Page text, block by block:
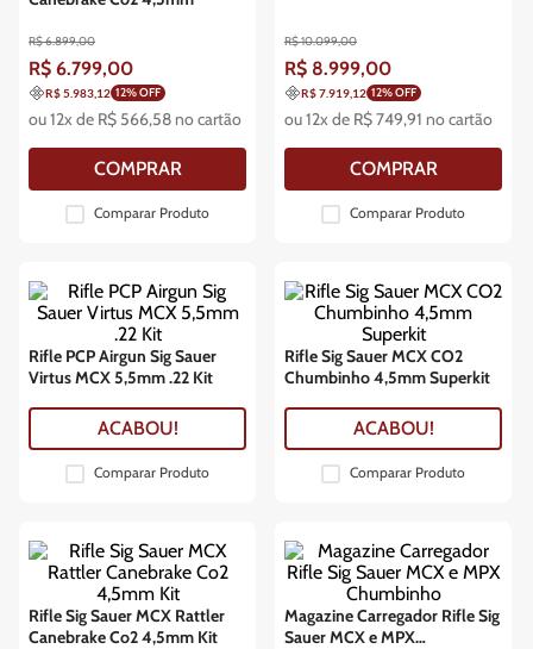
R$6.899,00
R$ 6.799,00
R$ 5.983,12 12% OFF
ou12x de R$ 566,58 no cartão
COMPRAR
Comparar Produto
R$10.099,00
R$ 8.999,00
R$ 7.919,12 12% OFF
ou12x de R$749,91 no cartão
COMPRAR
Comparar Produto
Rifle PCP Airgun Sig Sauer
Virtus MCX 5,5mm .22 Kit
ACABOU!
Comparar Produto
Rifle Sig Sauer MCX CO2
Chumbinho 4,5mm Superkit
ACABOU!
Comparar Produto
Rifle Sig Sauer MCX Rattler
Canebrake Co2 4,5mm Kit
Magazine Carregador Rifle Sig
Sauer MCX e MPX